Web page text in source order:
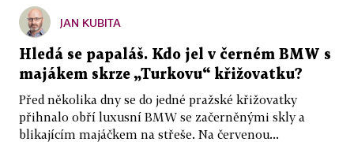
JAN KUBITA
Hledá se papaláš. Kdo jel v černém BMW s
majákem skrze „Turkovu“ křižovatku?
Před několika dny se do jedné pražské křižovatky
přihnalo obří luxusní BMW se začerněnými skly a
blikajícím majáčkem na střeše. Na červenou...